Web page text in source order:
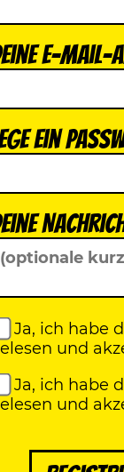
E-Mail-
ein
Ja, ich habe
und
Ja, ich habe
und